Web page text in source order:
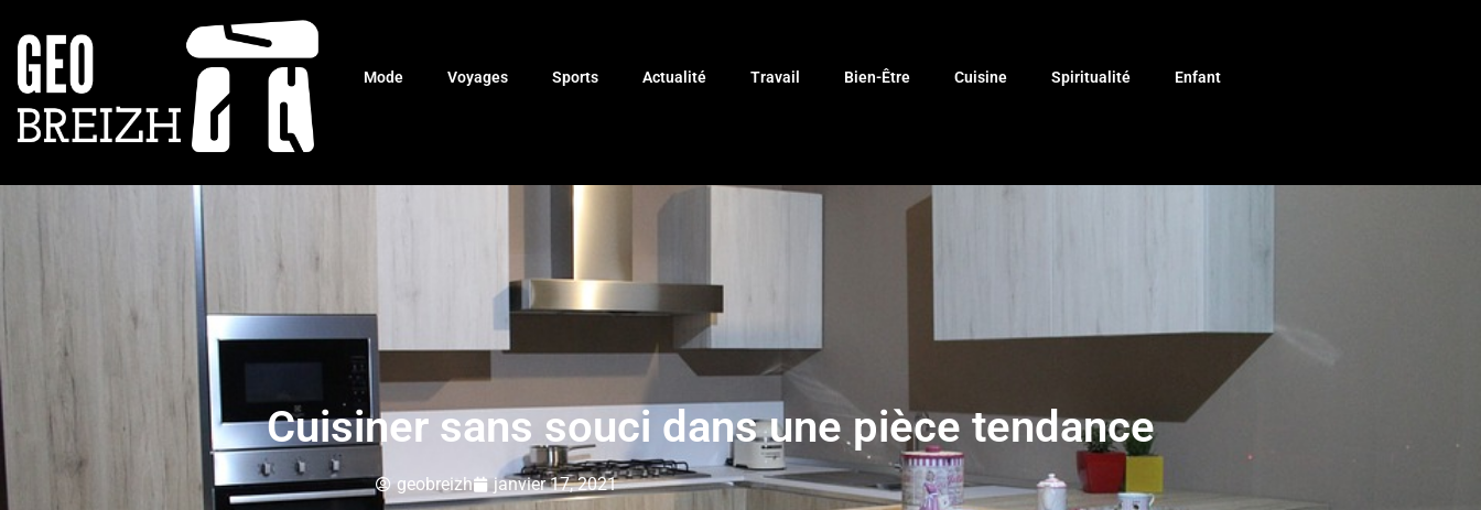
Mode Voyages Sports Actualité Travail Bien-Être Cuisine Spiritualité Enfant
Cuisiner sans souci dans une pièce tendance
geobreizh janvier 17, 2021